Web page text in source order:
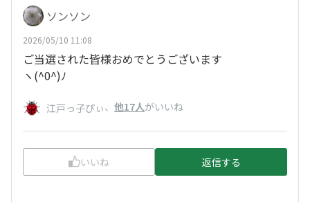
ソンソン
2026/05/10 11:08
ご当選された皆様おめでとうございます
ヽ(^0^)ﾉ
江戸っ子ぴぃ、 他17人がいいね
いいね 返信する